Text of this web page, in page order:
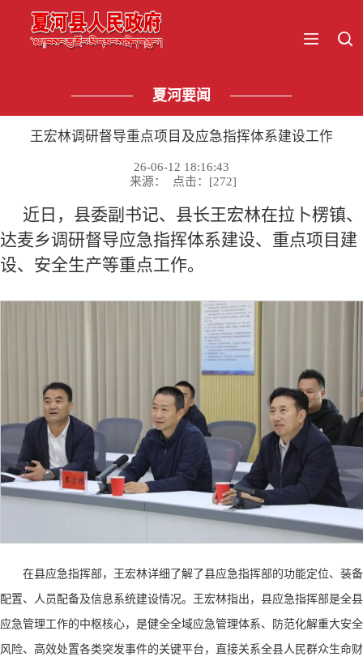
夏河要闻
王宏林调研督导重点项目及应急指挥体系建设工作
26-06-12 18:16:43
来源： 点击：[272]
近日 ，县委副书记、县长王宏林在拉卜楞镇、
达麦乡调研督导应急指挥体系建设、重点项目建
设、安全生产等重点工作。
在县应急指挥部，王宏林详细了解了县应急指挥部‌的功能定位、装备
配置、人员配备及信息系统建设情况。王宏林指出，县应急指挥部是全县
应急管理工作的中枢核心，是健全全域应急管理体系、防范化解重大安全
风险、高效处置各类突发事件的关键平台，直接关系全县人民群众生命财